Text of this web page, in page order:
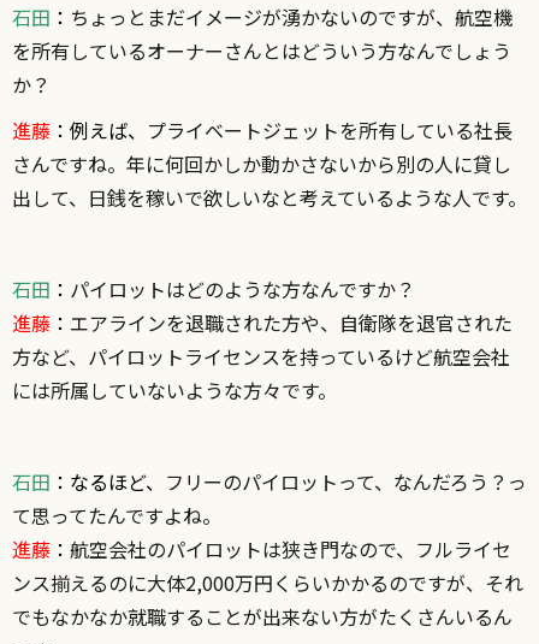
石田 ： ちょっとまだイメージが湧かないのですが、航空機
を所有しているオーナーさんとはどういう方なんでしょう
か？
進藤 ：例えば、 プライベートジェットを所有している社長
さんですね。年に何回かしか動かさないから別の人に貸し
出して、日銭を稼いで欲しいなと考えているような人です。
石田 ： パイロットはどのような方なんですか？
進藤 ： エアラインを退職された方や、自衛隊を退官された
方など、パイロットライセンスを持っているけど航空会社
には所属していないような方々です。
石田 ：なるほど、 フリーのパイロットって、なんだろう？っ
て思ってたんですよね。
進藤 ： 航空会社のパイロットは狭き門なので、フルライセ
ンス揃えるのに大体2,000万円くらいかかるのですが、それ
でもなかなか就職することが出来ない方がたくさんいるん